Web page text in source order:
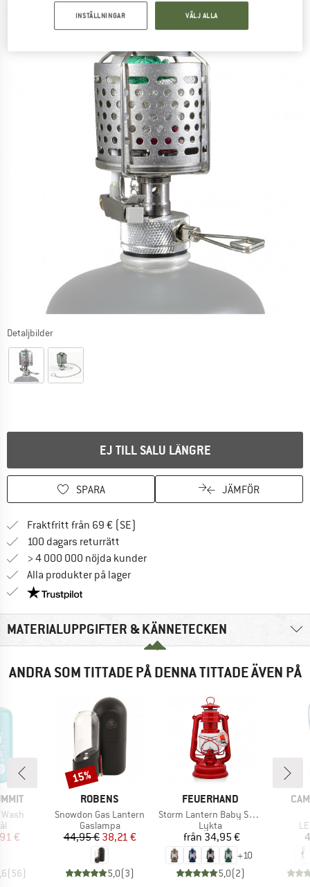
Detaljbilder
EJ TILL SALU LÄNGRE
SPARA JÄMFÖR
Fraktfritt från 69 € (SE)
100 dagars returrätt
> 4 000 000 nöjda kunder
Alla produkter på lager
Trust Pilot-garanti - hitta all information här!
MATERIALUPPGIFTER & KÄNNETECKEN
ANDRA SOM TITTADE PÅ DENNA TITTADE ÄVEN PÅ
pris
€
(56)
VARUMÄRKE
ROBENS
Produkter
Snowdon Gas Lantern
Produktgrupp
Gaslampa
Pris
44,95 €Reducerat pris
38,21 €
5,0(3)
Rabatt
15%
VARUMÄRKE
FEUERHAND
Produkter
Storm Lantern Baby Special 276
Produktgrupp
Lykta
Pris
från 34,95 €
+10
5,0(2)
INSTÄLLNINGAR VÄLJ ALLA